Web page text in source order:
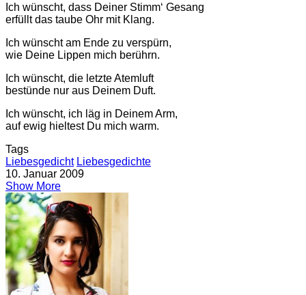
Ich wünscht, dass Deiner Stimm‘ Gesang
erfüllt das taube Ohr mit Klang.
Ich wünscht am Ende zu verspürn,
wie Deine Lippen mich berührn.
Ich wünscht, die letzte Atemluft
bestünde nur aus Deinem Duft.
Ich wünscht, ich läg in Deinem Arm,
auf ewig hieltest Du mich warm.
Tags
Liebesgedicht Liebesgedichte
10. Januar 2009
Show More